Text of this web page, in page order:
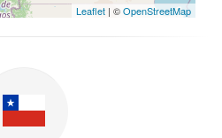
Leaflet | ©OpenStreetMap